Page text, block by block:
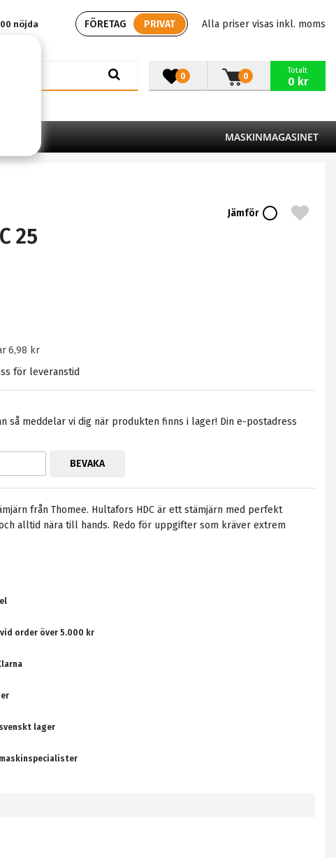
FÖRETAG PRIVAT Alla priser visas inkl. moms
nöjda
0
Totalt
0 kr
0
MASKINMAGASINET
25
Jämför
6,98 kr
för leveranstid
så meddelar vi dig när produkten finns i lager! Din e-postadress
BEVAKA
från Thomee. Hultafors HDC är ett stämjärn med perfekt
alltid nära till hands. Redo för uppgifter som kräver extrem
order över 5.000 kr
lager